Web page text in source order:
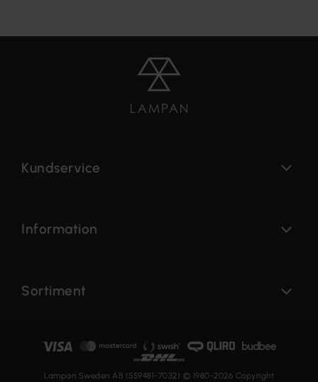
Kundservice
Information
Sortiment
Lampan Sweden AB (559481-7032) © 1980-2026 Copyright